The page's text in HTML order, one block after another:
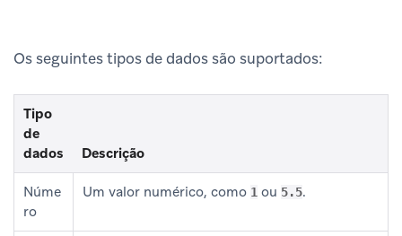
Os seguintes tipos de dados são suportados:
Tipo
de
dados
Descrição
Núme
ro
Um valor numérico, como 1 ou 5.5.